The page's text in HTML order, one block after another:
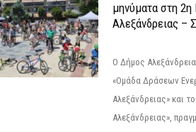
μηνύματα στη
Αλεξάνδρειας –
Ο Δήμος
«Ομάδα Δράσεων
Αλεξάνδρειας» και
Αλεξάνδρειας»,